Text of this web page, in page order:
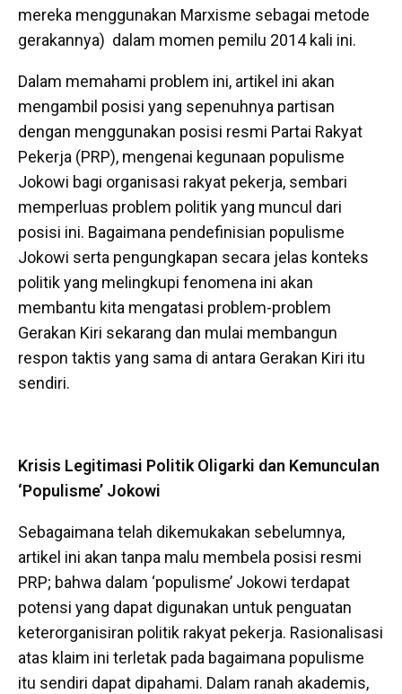
mereka menggunakan Marxisme sebagai metode
gerakannya) dalam momen pemilu 2014 kali ini.
Dalam memahami problem ini, artikel ini akan
mengambil posisi yang sepenuhnya partisan
dengan menggunakan posisi resmi Partai Rakyat
Pekerja (PRP), mengenai kegunaan populisme
Jokowi bagi organisasi rakyat pekerja, sembari
memperluas problem politik yang muncul dari
posisi ini. Bagaimana pendefinisian populisme
Jokowi serta pengungkapan secara jelas konteks
politik yang melingkupi fenomena ini akan
membantu kita mengatasi problem-problem
Gerakan Kiri sekarang dan mulai membangun
respon taktis yang sama di antara Gerakan Kiri itu
sendiri.
Krisis Legitimasi Politik Oligarki dan Kemunculan
‘Populisme’ Jokowi
Sebagaimana telah dikemukakan sebelumnya,
artikel ini akan tanpa malu membela posisi resmi
PRP; bahwa dalam ‘populisme’ Jokowi terdapat
potensi yang dapat digunakan untuk penguatan
keterorganisiran politik rakyat pekerja. Rasionalisasi
atas klaim ini terletak pada bagaimana populisme
itu sendiri dapat dipahami. Dalam ranah akademis,